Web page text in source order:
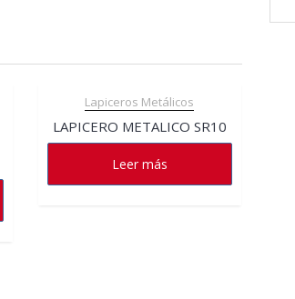
Lapiceros Metálicos
LAPICERO METALICO SR10
Leer más